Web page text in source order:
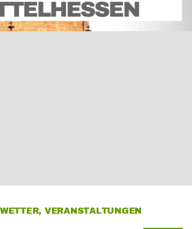
VERANSTALTUNGEN